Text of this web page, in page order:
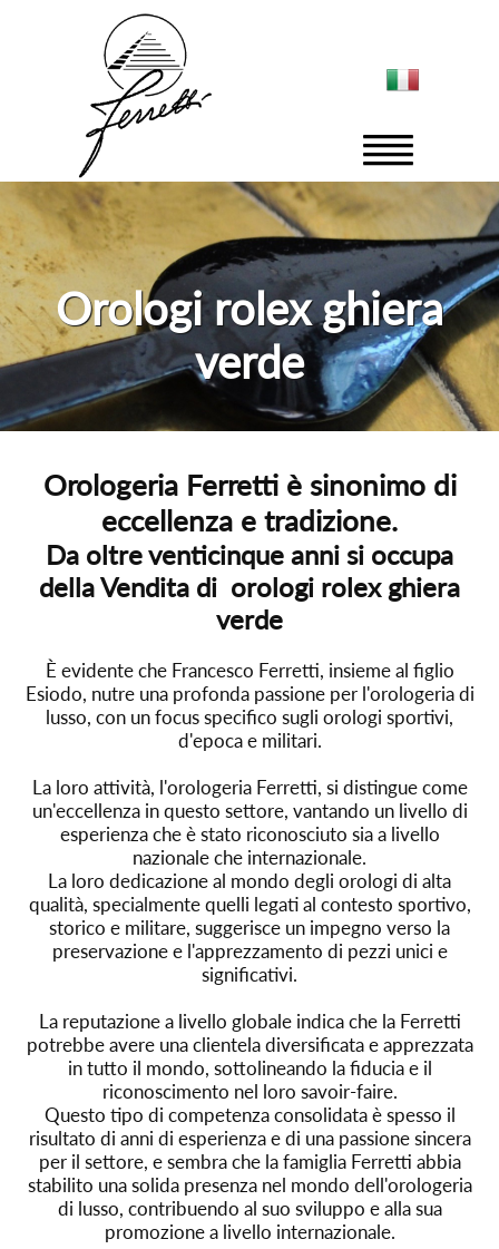
Orologi rolex ghiera
verde
Orologeria Ferretti è sinonimo di
eccellenza e tradizione.
Da oltre venticinque anni si occupa
della Vendita di orologi rolex ghiera
verde
È evidente che Francesco Ferretti, insieme al figlio
Esiodo, nutre una profonda passione per l'orologeria di
lusso, con un focus specifico sugli orologi sportivi,
d'epoca e militari.
La loro attività, l'orologeria Ferretti, si distingue come
un'eccellenza in questo settore, vantando un livello di
esperienza che è stato riconosciuto sia a livello
nazionale che internazionale.
La loro dedicazione al mondo degli orologi di alta
qualità, specialmente quelli legati al contesto sportivo,
storico e militare, suggerisce un impegno verso la
preservazione e l'apprezzamento di pezzi unici e
significativi.
La reputazione a livello globale indica che la Ferretti
potrebbe avere una clientela diversificata e apprezzata
in tutto il mondo, sottolineando la fiducia e il
riconoscimento nel loro savoir-faire.
Questo tipo di competenza consolidata è spesso il
risultato di anni di esperienza e di una passione sincera
per il settore, e sembra che la famiglia Ferretti abbia
stabilito una solida presenza nel mondo dell'orologeria
di lusso, contribuendo al suo sviluppo e alla sua
promozione a livello internazionale.